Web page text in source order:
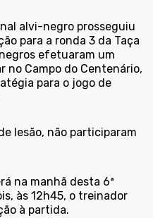
alvi-negro prosseguiu
para a ronda 3 da Taça
efetuaram um
Campo do Centenário,
para o jogo de
lesão, não participaram
na manhã desta 6ª
às 12h45, o treinador
à partida.